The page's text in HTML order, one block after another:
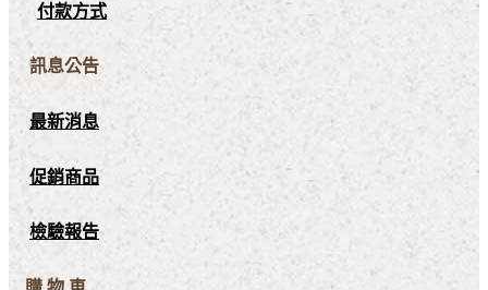
付款方式
訊息公告
最新消息
促銷商品
檢驗報告